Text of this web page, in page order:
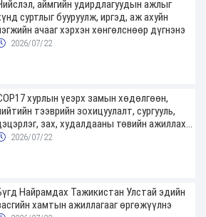
аймгийн удирдлагуудын ажлыг
суртлыг бууруулж, иргэд, аж ахуйн
ачааг хэрхэн хөнгөлснөөр дүгнэнэ
2026/07/22
хурлын үеэрх замын хөдөлгөөн,
тээврийн зохицуулалт, сургууль,
зах, худалдааны төвийн ажиллах
гаргаж, иргэдэд мэдээлэхийг
2026/07/22
Найрамдах Тажикистан Улстай эдийн
хамтын ажиллагааг өргөжүүлнэ